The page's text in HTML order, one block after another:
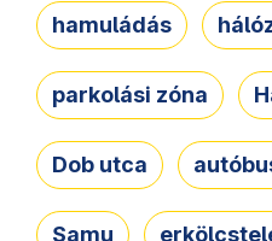
hamuládás
parkolási zóna
Dob utca
Samu